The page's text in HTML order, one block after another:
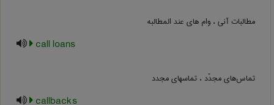
مطالبات آنی ، وام های عند المطالبه
call loans
تماس‌های مجدّد ، تماسهای مجدد
callbacks